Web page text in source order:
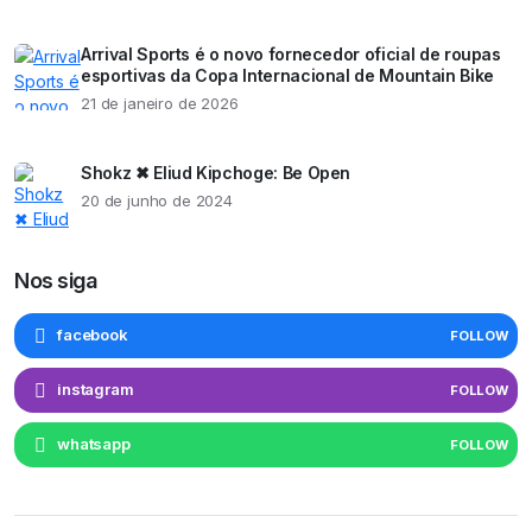
Arrival Sports é o novo fornecedor oficial de roupas
esportivas da Copa Internacional de Mountain Bike
21 de janeiro de 2026
Shokz ✖ Eliud Kipchoge: Be Open
20 de junho de 2024
Nos siga
facebook FOLLOW
instagram FOLLOW
whatsapp FOLLOW